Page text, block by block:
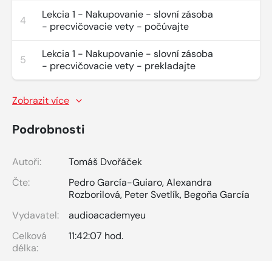
4
Lekcia 1 - Nakupovanie - slovní zásoba
- precvičovacie vety - počúvajte
5
Lekcia 1 - Nakupovanie - slovní zásoba
- precvičovacie vety - prekladajte
Zobrazit více
Podrobnosti
Autoři:
Tomáš Dvořáček
Čte:
Pedro García-Guiaro,Alexandra
Rozborilová, Peter Svetlík, Begoňa García
Vydavatel:
audioacademyeu
Celková
délka:
11:42:07 hod.